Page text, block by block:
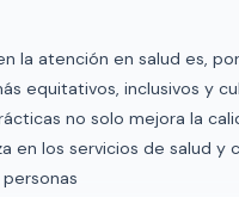
la atención en salud es,
equitativos, inclusivos y
no solo mejora la
en los servicios de salud